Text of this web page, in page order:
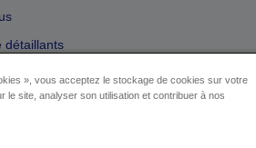
détaillants
», vous acceptez le stockage de cookies sur votre
le site, analyser son utilisation et contribuer à nos